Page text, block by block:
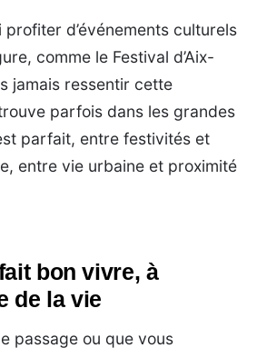
profiter d’événements culturels
comme le Festival d’Aix-
jamais ressentir cette
parfois dans les grandes
parfait, entre festivités et
entre vie urbaine et proximité
bon vivre, à
de la vie
passage ou que vous